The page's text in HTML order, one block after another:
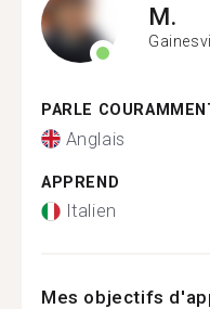
M.
PARLE
Anglais
APPREND
Italien
Mes objectifs